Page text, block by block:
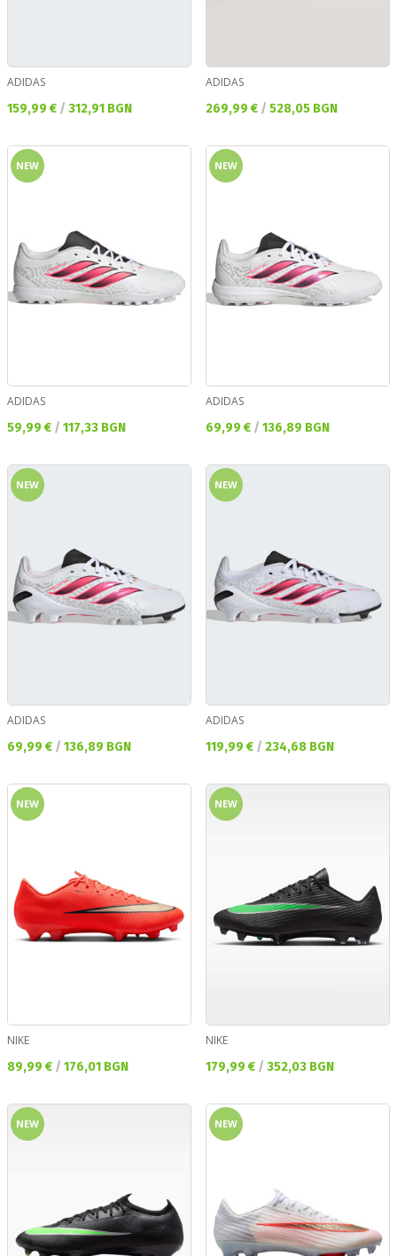
ADIDAS
Текуща цена:
159,99 € / 312,91 BGN
ADIDAS
Текуща цена:
269,99 € / 528,05 BGN
NEW
ADIDAS
Текуща цена:
59,99 € / 117,33 BGN
NEW
ADIDAS
Текуща цена:
69,99 € / 136,89 BGN
NEW
ADIDAS
Текуща цена:
69,99 € / 136,89 BGN
NEW
ADIDAS
Текуща цена:
119,99 € / 234,68 BGN
NEW
NIKE
Текуща цена:
89,99 € / 176,01 BGN
NEW
NIKE
Текуща цена:
179,99 € / 352,03 BGN
NEW NEW